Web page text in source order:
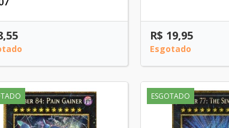
R$ 19,95
Esgotado
ESGOTADO